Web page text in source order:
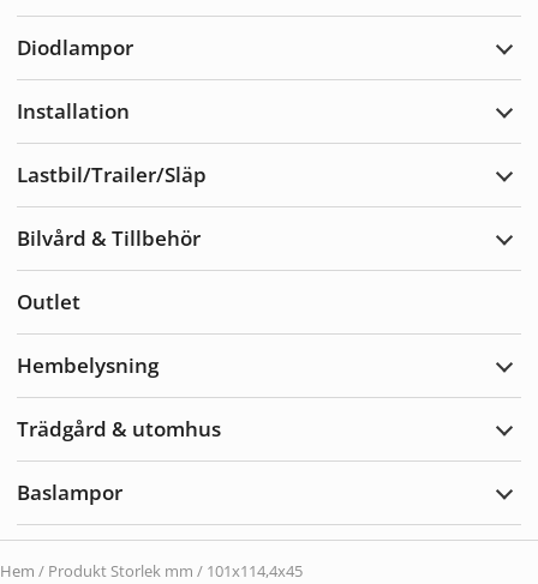
Diodlampor
Installation
Lastbil/Trailer/Släp
Bilvård & Tillbehör
Outlet
Hembelysning
Trädgård & utomhus
Baslampor
Hem / Produkt Storlek mm / 101x114,4x45